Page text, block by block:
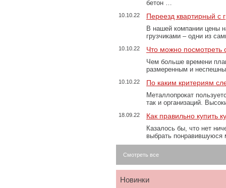
бетон …
10.10.22 Переезд квартирный с
В нашей компании цены
грузчиками – одни из
10.10.22 Что можно посмотреть
Чем больше времени
размеренным и
10.10.22 По каким критериям
Металлопрокат
так и организаций.
18.09.22 Как правильно купить
Казалось бы, что нет
выбрать
Смотреть все
Новинки